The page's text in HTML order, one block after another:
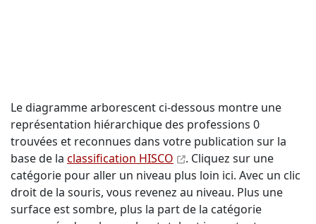
Le diagramme arborescent ci-dessous montre une
représentation hiérarchique des professions 0
trouvées et reconnues dans votre publication sur la
base de la classification HISCO
. Cliquez sur une
catégorie pour aller un niveau plus loin ici. Avec un clic
droit de la souris, vous revenez au niveau. Plus une
surface est sombre, plus la part de la catégorie